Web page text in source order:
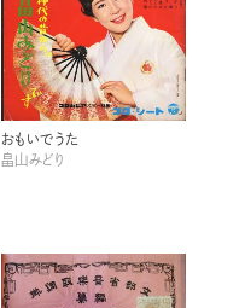
おもいでうた
畠山みどり